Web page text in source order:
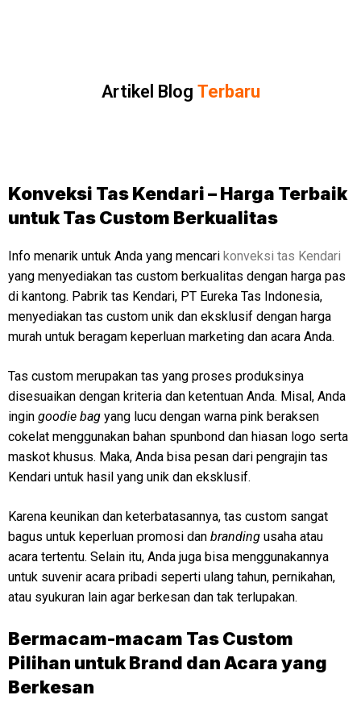
Artikel Blog Terbaru
Konveksi Tas Kendari – Harga Terbaik
untuk Tas Custom Berkualitas
Info menarik untuk Anda yang mencari konveksi tas Kendari
yang menyediakan tas custom berkualitas dengan harga pas
di kantong. Pabrik tas Kendari, PT Eureka Tas Indonesia,
menyediakan tas custom unik dan eksklusif dengan harga
murah untuk beragam keperluan marketing dan acara Anda.
Tas custom merupakan tas yang proses produksinya
disesuaikan dengan kriteria dan ketentuan Anda. Misal, Anda
ingin goodie bag yang lucu dengan warna pink beraksen
cokelat menggunakan bahan spunbond dan hiasan logo serta
maskot khusus. Maka, Anda bisa pesan dari pengrajin tas
Kendari untuk hasil yang unik dan eksklusif.
Karena keunikan dan keterbatasannya, tas custom sangat
bagus untuk keperluan promosi dan branding usaha atau
acara tertentu. Selain itu, Anda juga bisa menggunakannya
untuk suvenir acara pribadi seperti ulang tahun, pernikahan,
atau syukuran lain agar berkesan dan tak terlupakan.
Bermacam-macam Tas Custom
Pilihan untuk Brand dan Acara yang
Berkesan